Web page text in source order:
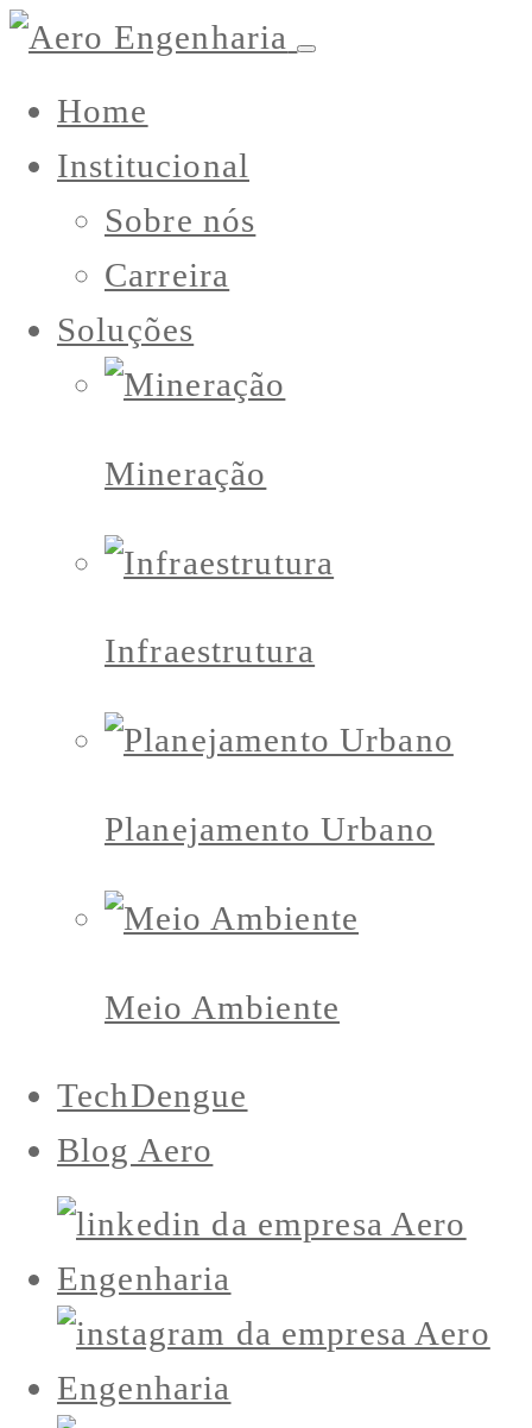
Home
Institucional
Sobre nós
Carreira
Soluções
Mineração
Infraestrutura
Planejamento Urbano
Meio Ambiente
TechDengue
Blog Aero